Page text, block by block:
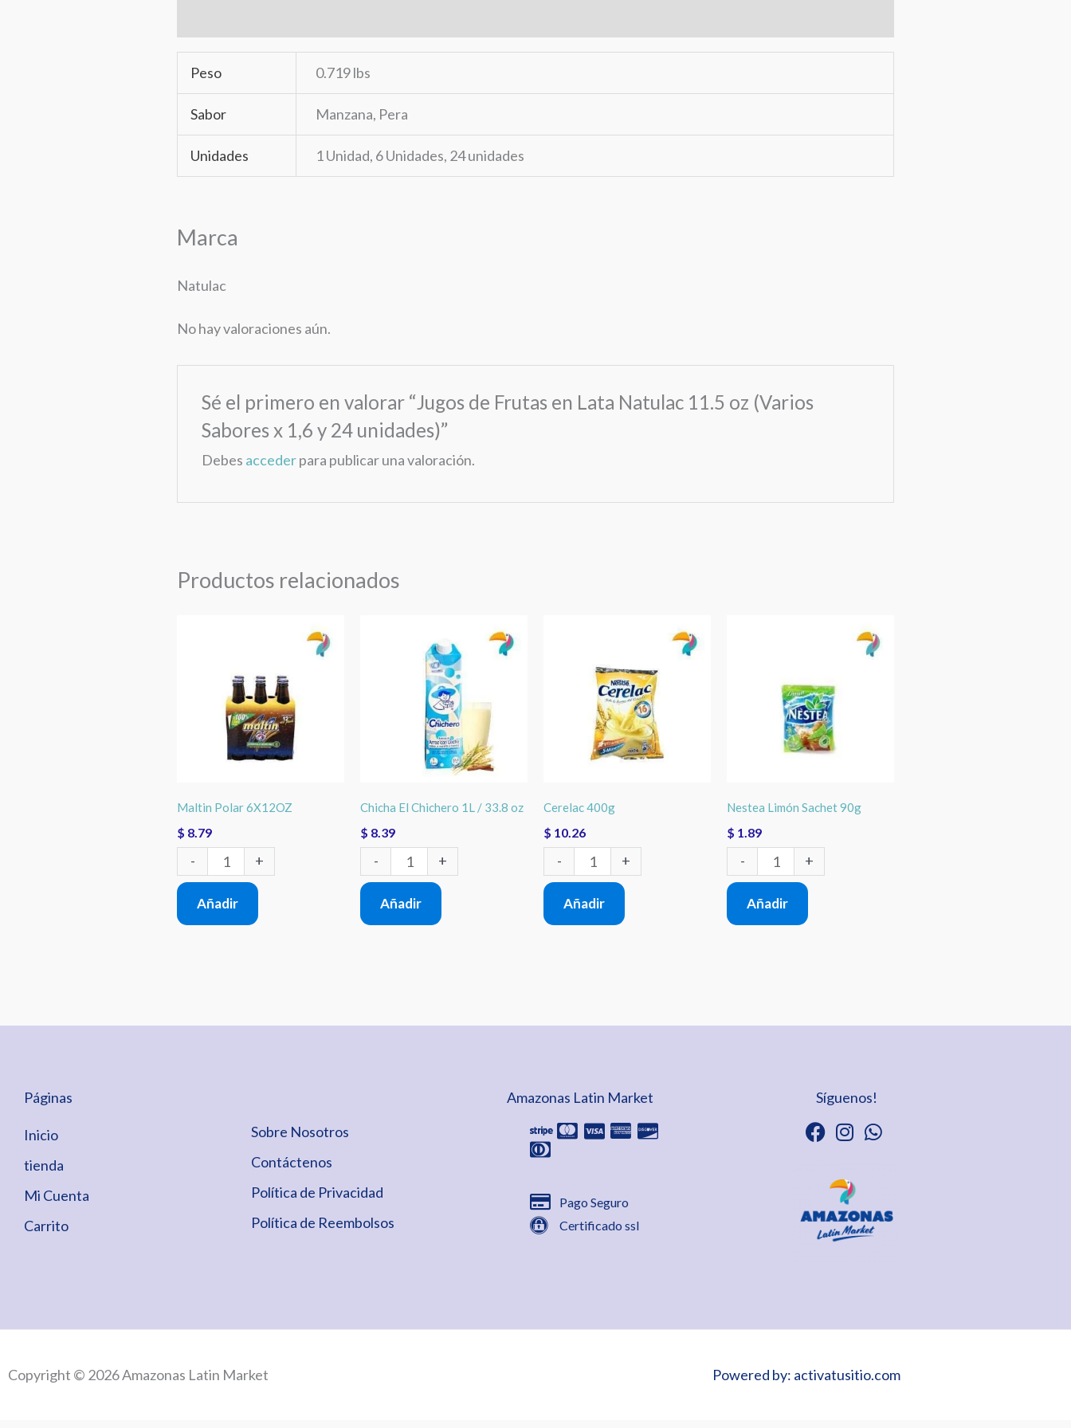
Peso 0.719 lbs
Sabor Manzana, Pera
Unidades 1 Unidad, 6 Unidades, 24 unidades
Marca
Natulac
No hay valoraciones aún.
Sé el primero en valorar “Jugos de Frutas en Lata Natulac 11.5 oz (Varios
Sabores x 1,6 y 24 unidades)”
Debes accederpara publicar una valoración.
Productos relacionados
Maltin Polar 6X12OZ
$ 8.79
-
cantidad
+
Añadir
Chicha El Chichero 1L / 33.8 oz
$ 8.39
-
cantidad
+
Añadir
Cerelac 400g
$ 10.26
-
cantidad
+
Añadir
Nestea Limón Sachet 90g
$ 1.89
- +
Añadir
Páginas
Inicio
tienda
Mi Cuenta
Carrito
Sobre Nosotros
Contáctenos
Política de Privacidad
Política de Reembolsos
Amazonas Latin Market
Pago Seguro
Certificado ssl
Síguenos!
Copyright © 2026 Amazonas Latin Market Powered by: activatusitio.com